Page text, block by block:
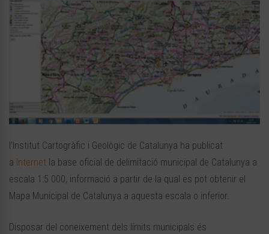
l’Institut Cartogràfic i Geològic de Catalunya ha publicat
a Internet la base oficial de delimitació municipal de Catalunya a
escala 1:5 000, informació a partir de la qual es pot obtenir el
Mapa Municipal de Catalunya a aquesta escala o inferior.
Disposar del coneixement dels límits municipals és